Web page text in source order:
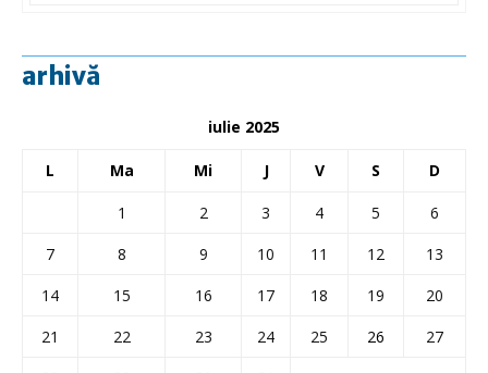
arhivă
iulie 2025
L Ma Mi J V S D
1 2 3 4 5
6
7
8 9 10 11 12
13
14
15 16 17 18 19
20
21
22 23 24 25 26
27